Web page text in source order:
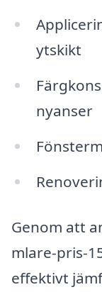
ytskikt
nyanser
Genom att
mlare-pris-
effektivt